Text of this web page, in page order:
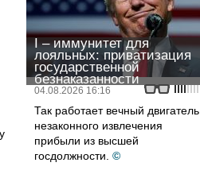
I – иммунитет для
лояльных: приватизация
государственной
безнаказанности
04.08.2026 16:16
Так работает вечный двигатель
незаконного извлечения
прибыли из высшей
госдолжности. ©